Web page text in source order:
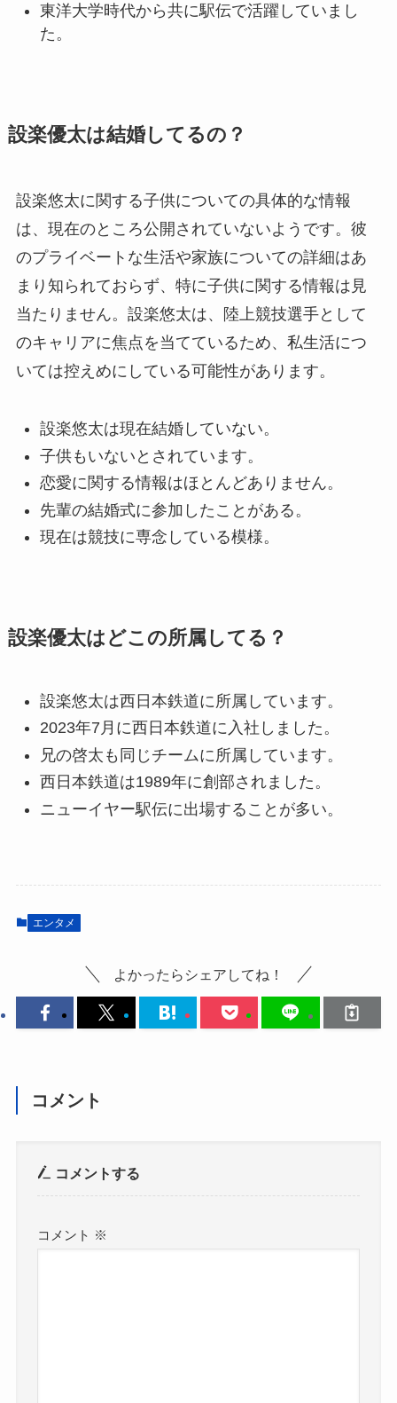
東洋大学時代から共に駅伝で活躍していまし
た。
設楽優太は結婚してるの？
設楽悠太に関する子供についての具体的な情報
は、現在のところ公開されていないようです。彼
のプライベートな生活や家族についての詳細はあ
まり知られておらず、特に子供に関する情報は見
当たりません。設楽悠太は、陸上競技選手として
のキャリアに焦点を当てているため、私生活につ
いては控えめにしている可能性があります。
設楽悠太は現在結婚していない。
子供もいないとされています。
恋愛に関する情報はほとんどありません。
先輩の結婚式に参加したことがある。
現在は競技に専念している模様。
設楽優太はどこの所属してる？
設楽悠太は西日本鉄道に所属しています。
2023年7月に西日本鉄道に入社しました。
兄の啓太も同じチームに所属しています。
西日本鉄道は1989年に創部されました。
ニューイヤー駅伝に出場することが多い。
エンタメ
よかったらシェアしてね！
コメント
コメントする
コメント ※